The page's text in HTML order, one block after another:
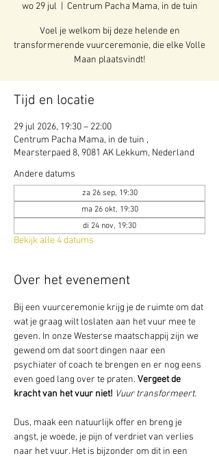
wo 29 jul Centrum Pacha Mama, in de tuin
Voel je welkom bij deze helende en
transformerende vuurceremonie, die elke Volle
Maan plaatsvindt!
Tijd en locatie
29 jul 2026, 19:30 – 22:00
Centrum Pacha Mama, in de tuin ,
Mearsterpaed 8, 9081 AK Lekkum, Nederland
Andere datums
za 26 sep, 19:30
ma 26 okt, 19:30
di 24 nov, 19:30
Bekijk alle 4 datums
Over het evenement
Bij een vuurceremonie krijg je de ruimte om dat
wat je graag wilt loslaten aan het vuur mee te
geven. In onze Westerse maatschappij zijn we
gewend om dat soort dingen naar een
psychiater of coach te brengen en er nog eens
even goed lang over te praten. Vergeet de
kracht van het vuur niet! Vuur transformeert.
Dus, maak een natuurlijk offer en breng je
angst, je woede, je pijn of verdriet van verlies
naar het vuur. Het is bijzonder om dit in een